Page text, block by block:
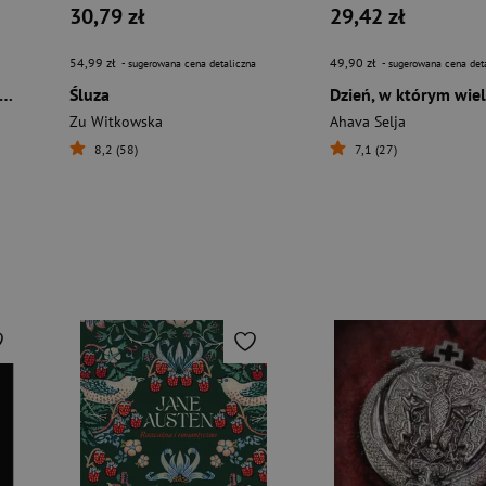
Przypadki Eneasa McNulty'ego
30,79 zł
54,99 zł - sugerowana cena detaliczna
Śluza
Zu Witkowska
8,2 (58)
29,42 zł
49,90 zł - sugerowana cena
Ahava Selja
7,1 (27)